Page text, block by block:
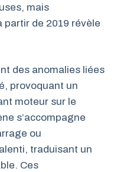
mais
partir de 2019 révèle
des anomalies liées
provoquant un
moteur sur le
s’accompagne
ou
traduisant un
Ces